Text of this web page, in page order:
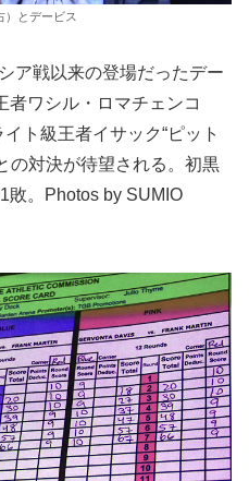
）とデービス
ア戦以来の登場だったデー
者ワシル・ロマチェンコ
ト級王者イサック“ピット
の対決が待望される。初黒
敗。Photos by SUMIO